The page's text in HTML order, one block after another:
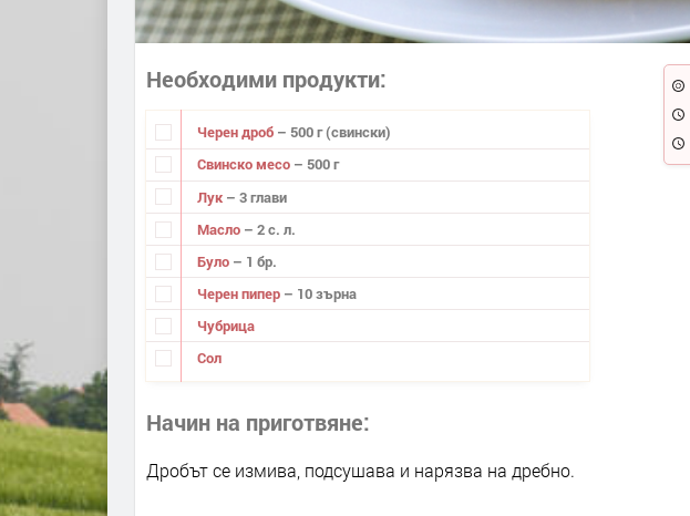
Необходими продукти
Черен дроб – 500 г (свински)
Свинско месо – 500 г
Лук – 3 глави
Масло – 2 с. л.
Було – 1 бр.
Черен пипер – 10 зърна
Чубрица
Сол
Начин на приготвяне
Дробът се измива, подсушава и нарязва на дребно.